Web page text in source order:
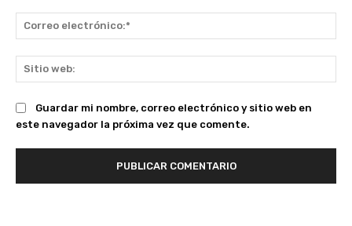
Guardar mi nombre, correo electrónico y sitio web en
este navegador la próxima vez que comente.